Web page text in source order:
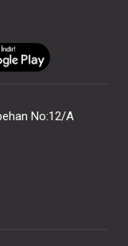
No:12/A